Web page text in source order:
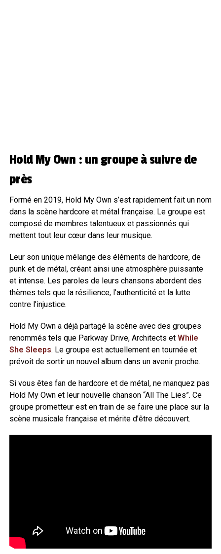
Hold My Own : un groupe à suivre de
près
Formé en 2019, Hold My Own s’est rapidement fait un nom
dans la scène hardcore et métal française. Le groupe est
composé de membres talentueux et passionnés qui
mettent tout leur cœur dans leur musique.
Leur son unique mélange des éléments de hardcore, de
punk et de métal, créant ainsi une atmosphère puissante
et intense. Les paroles de leurs chansons abordent des
thèmes tels que la résilience, l’authenticité et la lutte
contre l’injustice.
Hold My Own a déjà partagé la scène avec des groupes
renommés tels que Parkway Drive, Architects et While
She Sleeps. Le groupe est actuellement en tournée et
prévoit de sortir un nouvel album dans un avenir proche.
Si vous êtes fan de hardcore et de métal, ne manquez pas
Hold My Own et leur nouvelle chanson “All The Lies”. Ce
groupe prometteur est en train de se faire une place sur la
scène musicale française et mérite d’être découvert.